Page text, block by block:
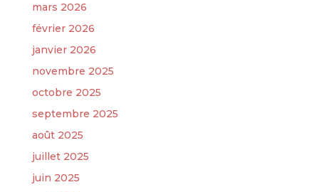
mars 2026
février 2026
janvier 2026
novembre 2025
octobre 2025
septembre 2025
août 2025
juillet 2025
juin 2025